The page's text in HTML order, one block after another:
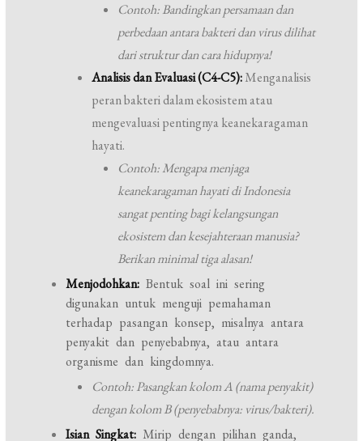
Contoh: Bandingkan persamaan dan
perbedaan antara bakteri dan virus dilihat
dari struktur dan cara hidupnya!
Analisis dan Evaluasi (C4-C5):Menganalisis
peran bakteri dalam ekosistem atau
mengevaluasi pentingnya keanekaragaman
hayati.
Contoh: Mengapa menjaga
keanekaragaman hayati di Indonesia
sangat penting bagi kelangsungan
ekosistem dan kesejahteraan manusia?
Berikan minimal tiga alasan!
Menjodohkan: Bentuk soal ini sering
digunakan untuk menguji pemahaman
terhadap pasangan konsep, misalnya antara
penyakit dan penyebabnya, atau antara
organisme dan kingdomnya.
Contoh: Pasangkan kolom A (nama penyakit)
dengan kolom B (penyebabnya: virus/bakteri).
Isian Singkat: Mirip dengan pilihan ganda,